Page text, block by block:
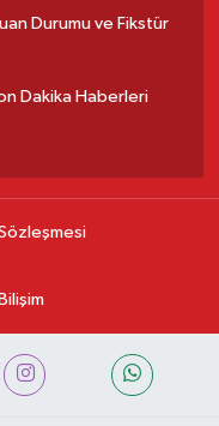
Durumu ve Fikstür
Dakika Haberleri